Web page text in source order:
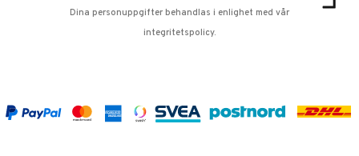
Dina personuppgifter behandlas i enlighet med vår
integritetspolicy.